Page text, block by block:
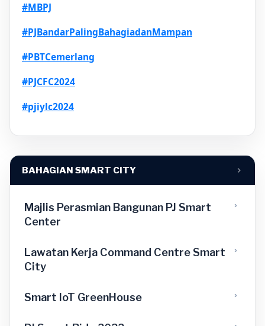
BAHAGIAN SMART CITY
Majlis Perasmian Bangunan PJ Smart
Center
Lawatan Kerja Command Centre Smart
City
Smart loT GreenHouse
#MBPJ
#PJBandarPalingBahagiadanMampan
#PBTCemerlang
#PJCFC2024
#pjiylc2024